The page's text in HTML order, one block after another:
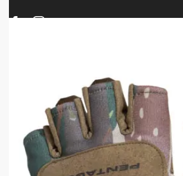
ΟΠΛΑ – ΚΥΝΗΓΙ – ΣΚΟΠΟΒΟΛΗ